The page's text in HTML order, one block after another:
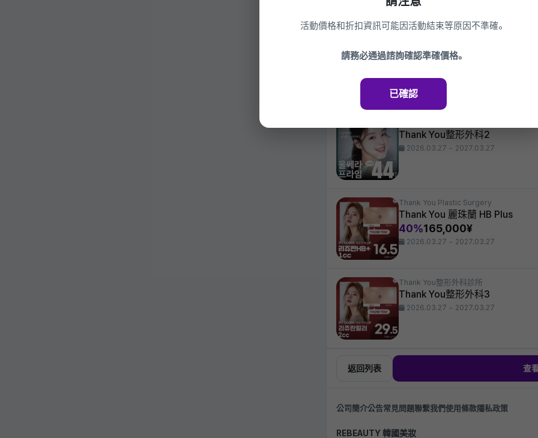
Thank You整形外科5
Thank You整形外科2
2026.03.27 ~ 2027.03.27
Thank You Plastic Surgery
Thank You 麗珠蘭 HB Plus
40%165,000¥
2026.03.27 ~ 2027.03.27
Thank You整形外科診所
Thank You整形外科3
2026.03.27 ~ 2027.03.27
返回列表 查
公司簡介公告常見問題聯繫我們使用條款隱私政策
REBEAUTY 韓國美妝
活動價格和折扣資訊可能因活動結束等原因不準確。
請務必通過諮詢確認準確價格。
已確認